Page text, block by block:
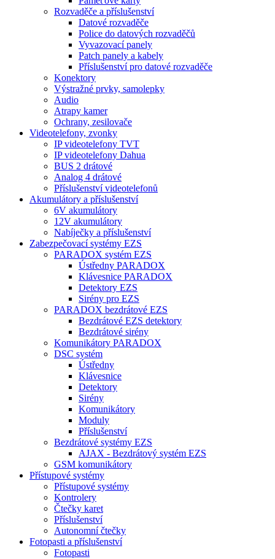
Rozvaděče a příslušenství
Datové rozvaděče
Police do datových rozvaděčů
Vyvazovací panely
Patch panely a kabely
Příslušenství pro datové rozvaděče
Konektory
Výstražné prvky, samolepky
Audio
Atrapy kamer
Ochrany, zesilovače
Videotelefony, zvonky
IP videotelefony TVT
IP videotelefony Dahua
BUS 2 drátové
Analog 4 drátové
Příslušenství videotelefonů
Akumulátory a příslušenství
6V akumulátory
12V akumulátory
Nabíječky a příslušenství
Zabezpečovací systémy EZS
PARADOX systém EZS
Ústředny PARADOX
Klávesnice PARADOX
Detektory EZS
Sirény pro EZS
PARADOX bezdrátové EZS
Bezdrátové EZS detektory
Bezdrátové sirény
Komunikátory PARADOX
DSC systém
Ústředny
Klávesnice
Detektory
Sirény
Komunikátory
Moduly
Příslušenství
Bezdrátové systémy EZS
AJAX - Bezdrátový systém EZS
GSM komunikátory
Přístupové systémy
Přístupové systémy
Kontrolery
Čtečky karet
Příslušenství
Autonomní čtečky
Fotopasti a příslušenství
Fotopasti